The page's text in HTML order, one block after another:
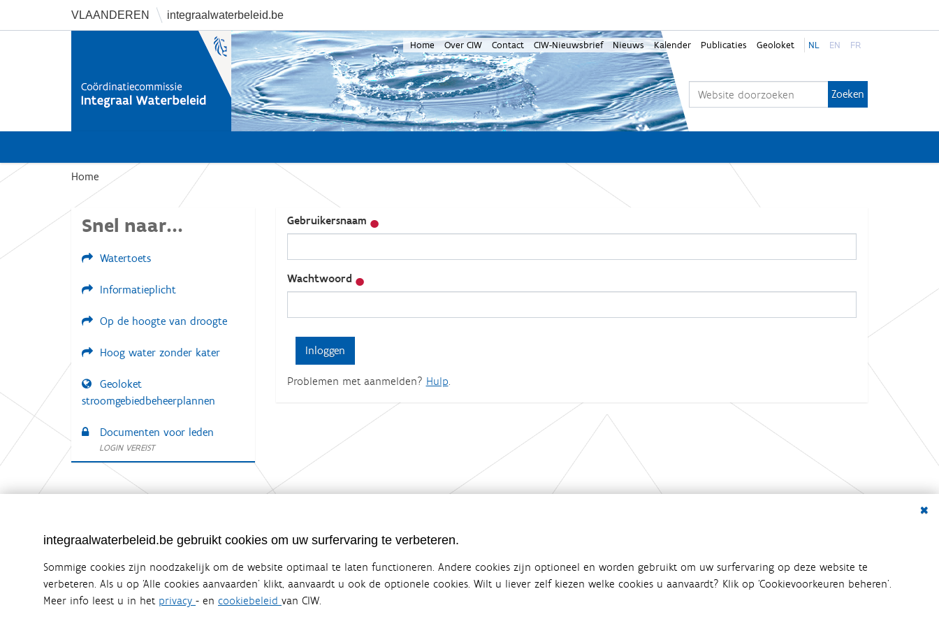
VLAANDEREN integraalwaterbeleid.be
Home Over CIW Contact CIW-Nieuwsbrief Nieuws Kalender Publicaties Geoloket NL EN FR
U
e
Home
Gebruikersnaam
Wachtwoord
Problemen met aanmelden? Hulp
Snel naar...
Watertoets
Informatieplicht
Op de hoogte van droogte
Hoog water zonder kater
Geoloket
stroomgebiedbeheerplannen
Documenten voor leden
LOGIN VEREIST
integraalwaterbeleid.be gebruikt cookies om uw surfervaring te verbeteren.
Sommige cookies zijn noodzakelijk om de website optimaal te laten functioneren. Andere cookies zijn optioneel en worden gebruikt om uw surfervaring op deze website te
verbeteren. Als u op ‘Alle cookies aanvaarden’ klikt, aanvaardt u ook de optionele cookies. Wilt u liever zelf kiezen welke cookies u aanvaardt? Klik op ‘Cookievoorkeuren beheren’.
Meer info leest u in het privacy - en cookiebeleid van CIW.
uitgegeven door Coördinatiecommissie Integraal Waterbeleid
De Coördinatiecommissie Integraal Waterbeleid (CIW) is een overlegplatform van de diverse beleidsdomeinen en bestuursniveaus die bij het waterbeleid betrokken
zijn. Ook waterbedrijven nemen deel aan het overleg. Deze samenwerking zorgt voor een gecoördineerde en geïntegreerde aanpak van het waterbeleid en
waterbeheer in Vlaanderen.